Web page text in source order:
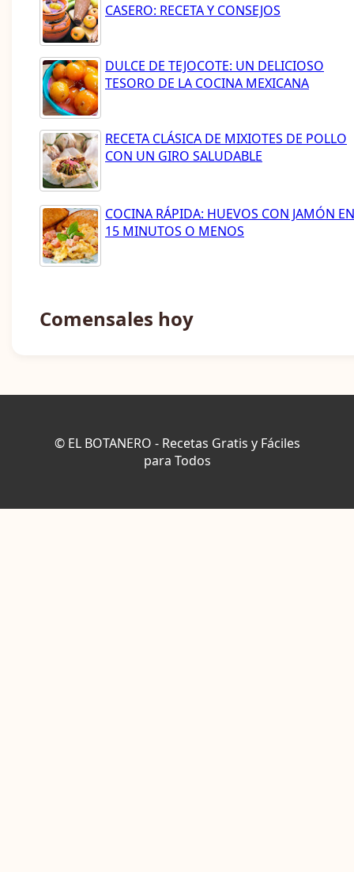
CASERO: RECETA Y CONSEJOS
DULCE DE TEJOCOTE: UN DELICIOSO
TESORO DE LA COCINA MEXICANA
RECETA CLÁSICA DE MIXIOTES DE POLLO
CON UN GIRO SALUDABLE
COCINA RÁPIDA: HUEVOS CON JAMÓN EN
15 MINUTOS O MENOS
Comensales hoy
© EL BOTANERO - Recetas Gratis y Fáciles
para Todos